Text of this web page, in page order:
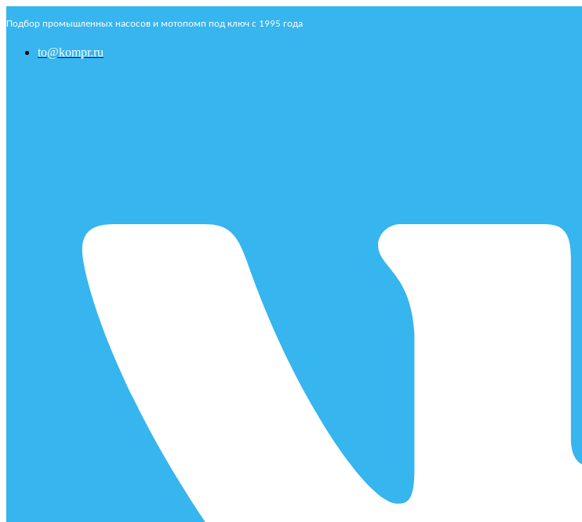
Подбор промышленных насосов и мотопомп под ключ с 1995 года
to@kompr.ru